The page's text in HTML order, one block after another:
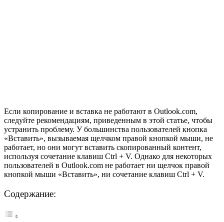
Если копирование и вставка не работают в Outlook.com,
следуйте рекомендациям, приведенным в этой статье, чтобы
устранить проблему. У большинства пользователей кнопка
«Вставить», вызываемая щелчком правой кнопкой мыши, не
работает, но они могут вставить скопированный контент,
используя сочетание клавиш Ctrl + V. Однако для некоторых
пользователей в Outlook.com не работает ни щелчок правой
кнопкой мыши «Вставить», ни сочетание клавиш Ctrl + V.
Содержание: